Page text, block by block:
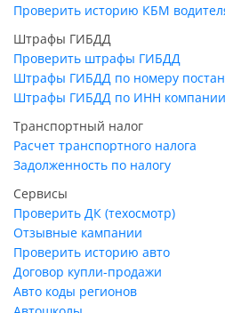
Проверить историю КБМ
Штрафы ГИБДД
Проверить штрафы ГИБДД
Штрафы ГИБДД по номеру
Штрафы ГИБДД по ИНН компании
Транспортный налог
Расчет транспортного налога
Задолженность по налогу
Сервисы
Проверить ДК (техосмотр)
Отзывные кампании
Проверить историю авто
Договор купли-продажи
Авто коды регионов